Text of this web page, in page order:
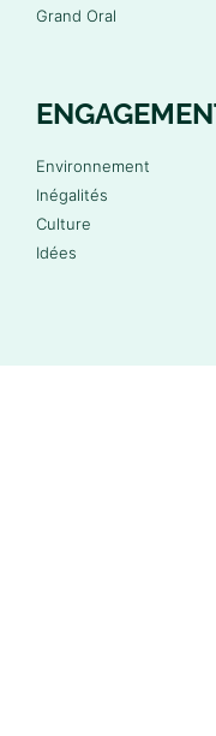
Grand Oral
Environnement
Inégalités
Culture
Idées